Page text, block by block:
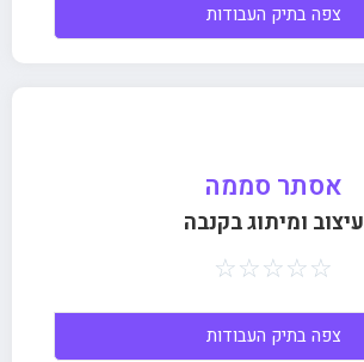
צפה בתיק העבודות
אסתר סממה
עיצוב ומיתוג בקנבה
☆
☆
☆
☆
☆
צפה בתיק העבודות